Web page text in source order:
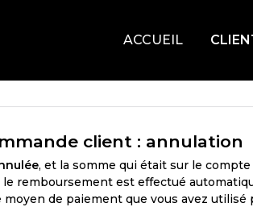
ACCUEIL
client : annulation
, et la somme qui était sur le
le remboursement est effectué
de paiement que vous avez utilisé